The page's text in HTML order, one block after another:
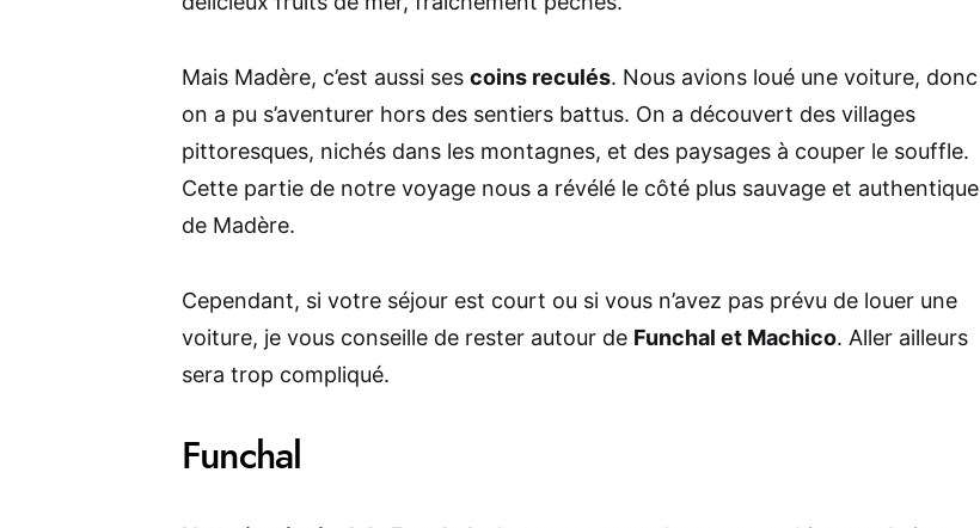
Mais Madère, c’est aussi ses coins reculés. Nous avions loué une voiture, donc
on a pu s’aventurer hors des sentiers battus. On a découvert des villages
pittoresques, nichés dans les montagnes, et des paysages à couper le souffle.
Cette partie de notre voyage nous a révélé le côté plus sauvage et authentique
de Madère.
Cependant, si votre séjour est court ou si vous n’avez pas prévu de louer une
voiture, je vous conseille de rester autour de Funchal et Machico. Aller ailleurs
sera trop compliqué.
Funchal